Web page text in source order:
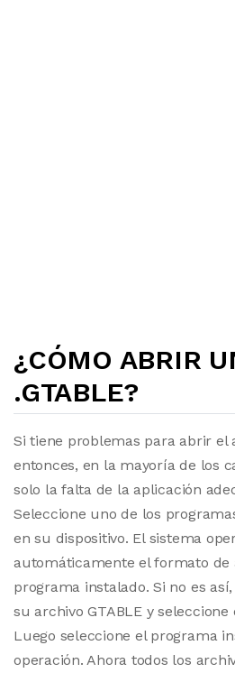
¿CÓMO ABRIR
.GTABLE?
Si tiene problemas para abrir el
entonces, en la mayoría de los
solo la falta de la aplicación
Seleccione uno de los
en su dispositivo. El sistema
automáticamente el formato de
programa instalado. Si no es
su archivo GTABLE y seleccione
Luego seleccione el programa
operación. Ahora todos los